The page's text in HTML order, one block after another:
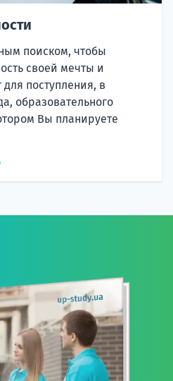
поиском, чтобы
своей мечты и
поступления, в
образовательного
Вы планируете